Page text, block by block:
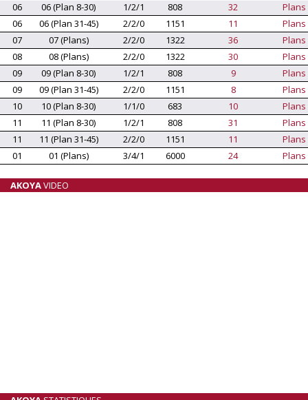
06
06 (Plan 8-30) 1/2/1 808 32
Plans
06
06 (Plan 31-45) 2/2/0 1151 11
Plans
07
07 (Plans) 2/2/0 1322 36
Plans
08
08 (Plans) 2/2/0 1322 30
Plans
09
09 (Plan 8-30) 1/2/1 808 9
Plans
09
09 (Plan 31-45) 2/2/0 1151 8
Plans
10
10 (Plan 8-30) 1/1/0 683 10
Plans
11
11 (Plan 8-30) 1/2/1 808 31
Plans
11
11 (Plan 31-45) 2/2/0 1151 11
Plans
01
01 (Plans) 3/4/1 6000 24 Plans
AKOYAVIDEO